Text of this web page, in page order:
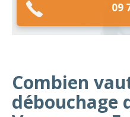
09
Combien
débouchage